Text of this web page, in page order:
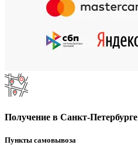
Получение в Санкт-Петербурге
Пункты самовывоза